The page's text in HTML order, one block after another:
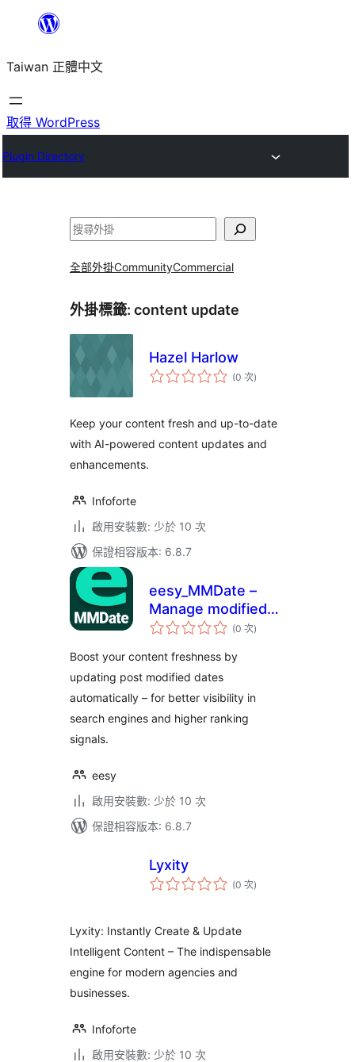
主
要
內
Taiwan 正體中文
取得 WordPress
Plugin Directory
搜
全部外掛CommunityCommercial
外掛標籤: content update
Hazel Harlow
(0 次評
分)
Keep your content fresh and up-to-date
with AI-powered content updates and
enhancements.
Infoforte
啟用安裝數: 少於 10 次
保證相容版本: 6.8.7
eesy_MMDate –
Manage modified
date on website or
(0 次評
分)
Boost your content freshness by
updating post modified dates
automatically – for better visibility in
search engines and higher ranking
signals.
eesy
啟用安裝數: 少於 10 次
保證相容版本: 6.8.7
Lyxity
(0 次評
分)
Lyxity: Instantly Create & Update
Intelligent Content – The indispensable
engine for modern agencies and
businesses.
Infoforte
啟用安裝數: 少於 10 次